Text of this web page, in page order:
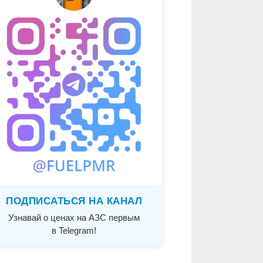
ПОДПИСАТЬСЯ НА КАНАЛ
Узнавай о ценах на АЗС первым
в Telegram!